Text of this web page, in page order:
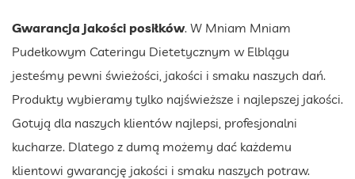
Gwarancja jakości posiłków. W Mniam Mniam
Pudełkowym Cateringu Dietetycznym w Elblągu
jesteśmy pewni świeżości, jakości i smaku naszych dań.
Produkty wybieramy tylko najświeższe i najlepszej jakości.
Gotują dla naszych klientów najlepsi, profesjonalni
kucharze. Dlatego z dumą możemy dać każdemu
klientowi gwarancję jakości i smaku naszych potraw.